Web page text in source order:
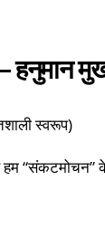
—
स्वरूप)
हम